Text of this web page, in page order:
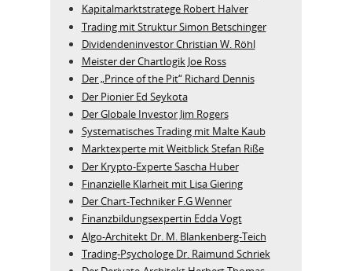
Kapitalmarktstratege Robert Halver
Trading mit Struktur Simon Betschinger
Dividendeninvestor Christian W. Röhl
Meister der Chartlogik Joe Ross
Der „Prince of the Pit“ Richard Dennis
Der Pionier Ed Seykota
Der Globale Investor Jim Rogers
Systematisches Trading mit Malte Kaub
Marktexperte mit Weitblick Stefan Riße
Der Krypto-Experte Sascha Huber
Finanzielle Klarheit mit Lisa Giering
Der Chart-Techniker F.G Wenner
Finanzbildungsexpertin Edda Vogt
Algo‑Architekt Dr. M. Blankenberg‑Teich
Trading-Psychologe Dr. Raimund Schriek